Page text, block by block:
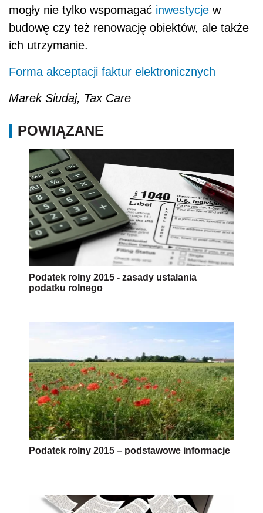
mogły nie tylko wspomagać inwestycje w
budowę czy też renowację obiektów, ale także
ich utrzymanie.
Forma akceptacji faktur elektronicznych
Marek Siudaj, Tax Care
POWIĄZANE
Podatek rolny 2015 - zasady ustalania
podatku rolnego
Podatek rolny 2015 – podstawowe informacje